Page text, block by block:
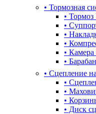
• Тормозная
• Тормоз
•
•
•
• Камера
•
• Сцепление
•
•
•
• Диск